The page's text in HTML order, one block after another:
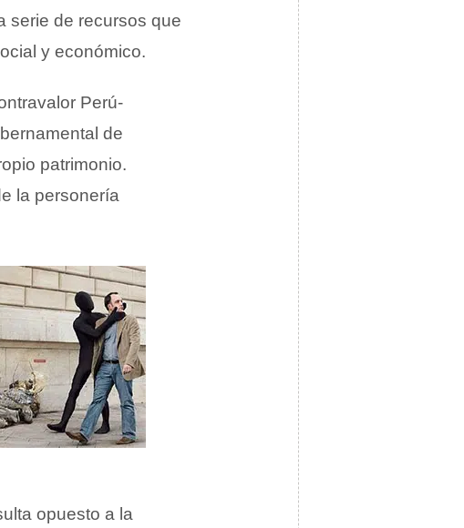
serie de recursos que
y económico.
Perú-
de
patrimonio.
la personería
opuesto a la